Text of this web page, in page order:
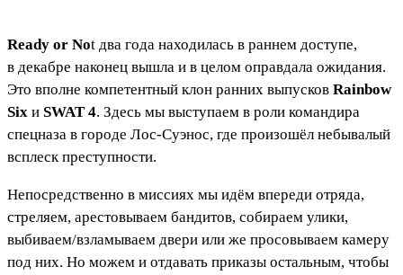
Ready or Not два года находилась в раннем доступе,
в декабре наконец вышла и в целом оправдала ожидания.
Это вполне компетентный клон ранних выпусков Rainbow
Six и SWAT 4. Здесь мы выступаем в роли командира
спецназа в городе Лос-Суэнос, где произошёл небывалый
всплеск преступности.
Непосредственно в миссиях мы идём впереди отряда,
стреляем, арестовываем бандитов, собираем улики,
выбиваем/взламываем двери или же просовываем камеру
под них. Но можем и отдавать приказы остальным, чтобы